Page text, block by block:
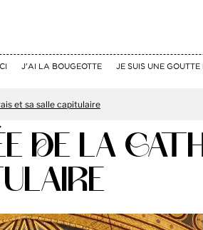
J'AI LA BOUGEOTTE JE SUIS UNE
et sa salle capitulaire
DE LA